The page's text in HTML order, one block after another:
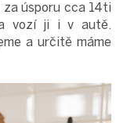
úsporu cca 14ti
a vozí ji i v autě.
a určitě máme